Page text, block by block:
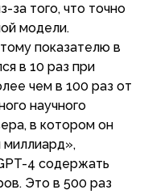
за того, что точно
модели.
показателю в
в 10 раз при
чем в 100 раз от
научного
в котором он
4 содержать
Это в 500 раз